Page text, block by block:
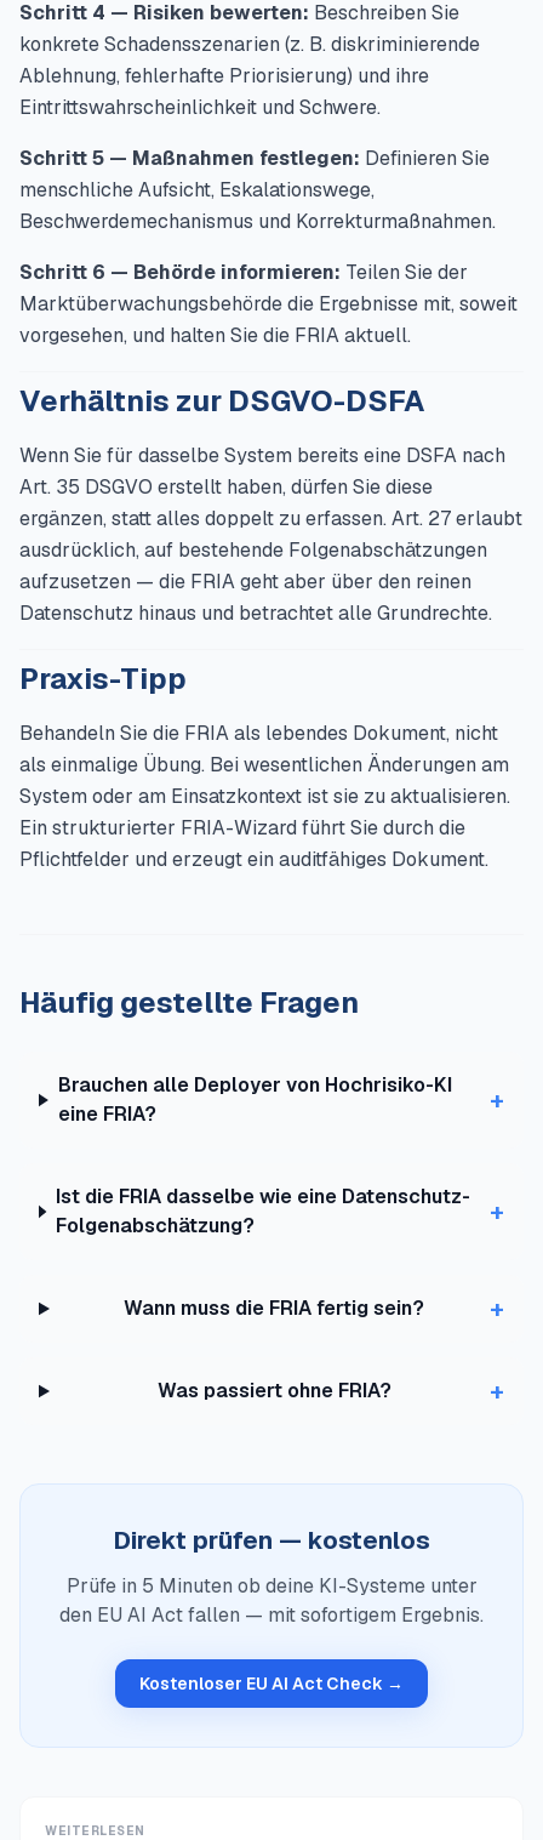
Schritt 4 — Risiken bewerten: Beschreiben Sie
konkrete Schadensszenarien (z. B. diskriminierende
Ablehnung, fehlerhafte Priorisierung) und ihre
Eintrittswahrscheinlichkeit und Schwere.
Schritt 5 — Maßnahmen festlegen: Definieren Sie
menschliche Aufsicht, Eskalationswege,
Beschwerdemechanismus und Korrekturmaßnahmen.
Schritt 6 — Behörde informieren: Teilen Sie der
Marktüberwachungsbehörde die Ergebnisse mit, soweit
vorgesehen, und halten Sie die FRIA aktuell.
Verhältnis zur DSGVO-DSFA
Wenn Sie für dasselbe System bereits eine DSFA nach
Art. 35 DSGVO erstellt haben, dürfen Sie diese
ergänzen, statt alles doppelt zu erfassen. Art. 27 erlaubt
ausdrücklich, auf bestehende Folgenabschätzungen
aufzusetzen — die FRIA geht aber über den reinen
Datenschutz hinaus und betrachtet alle Grundrechte.
Praxis-Tipp
Behandeln Sie die FRIA als lebendes Dokument, nicht
als einmalige Übung. Bei wesentlichen Änderungen am
System oder am Einsatzkontext ist sie zu aktualisieren.
Ein strukturierter FRIA-Wizard führt Sie durch die
Pflichtfelder und erzeugt ein auditfähiges Dokument.
Häufig gestellte Fragen
Brauchen alle Deployer von Hochrisiko-KI
eine FRIA?
+
Ist die FRIA dasselbe wie eine Datenschutz-
Folgenabschätzung?
+
Wann muss die FRIA fertig sein? +
Was passiert ohne FRIA? +
Direkt prüfen — kostenlos
Prüfe in 5 Minuten ob deine KI-Systeme unter
den EU AI Act fallen — mit sofortigem Ergebnis.
Kostenloser EU AI Act Check →
WEITERLESEN